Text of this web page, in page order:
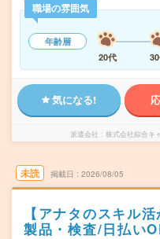
職場の雰囲気
年齢層
20代
気になる!
派遣会社 株式会社綜合キ
未読 掲載日 2026/08/05
【アナタのスキル
製品・検査/日払い